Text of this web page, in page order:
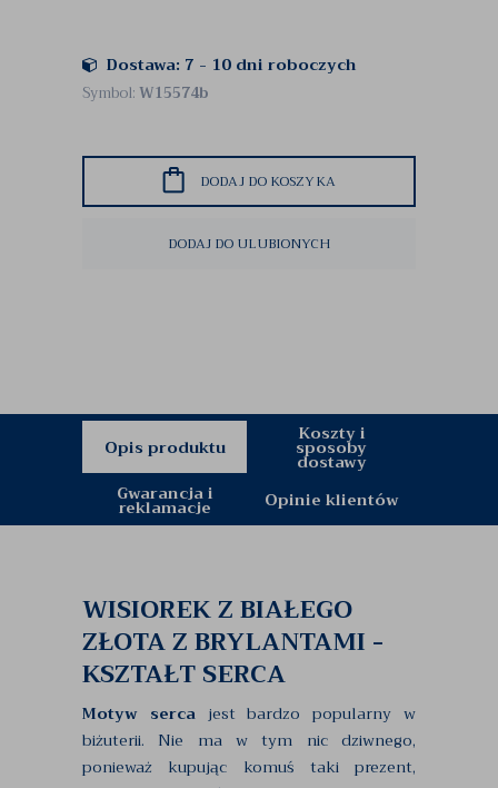
Dostawa: 7 - 10 dni roboczych
Symbol:W15574b
DODAJ DO KOSZYKA
DODAJ DO ULUBIONYCH
Opis produktu
Koszty i
sposoby
dostawy
Gwarancja i
reklamacje Opinie klientów
WISIOREK Z BIAŁEGO
ZŁOTA Z BRYLANTAMI -
KSZTAŁT SERCA
Motyw sercajest bardzo popularny w
biżuterii. Nie ma w tym nic dziwnego,
ponieważ kupując komuś taki prezent,